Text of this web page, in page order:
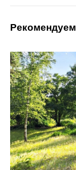
Рекомендуем